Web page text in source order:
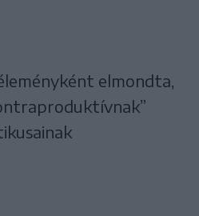
elmondta,